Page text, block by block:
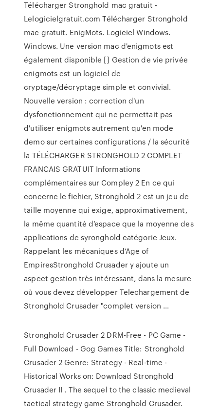
Télécharger Stronghold mac gratuit -
Lelogicielgratuit.com Télécharger Stronghold
mac gratuit. EnigMots. Logiciel Windows.
Windows. Une version mac d'enigmots est
également disponible [] Gestion de vie privée
enigmots est un logiciel de
cryptage/décryptage simple et convivial.
Nouvelle version : correction d'un
dysfonctionnement qui ne permettait pas
d'utiliser enigmots autrement qu'en mode
demo sur certaines configurations / la sécurité
la TÉLÉCHARGER STRONGHOLD 2 COMPLET
FRANCAIS GRATUIT Informations
complémentaires sur Compley 2 En ce qui
concerne le fichier, Stronghold 2 est un jeu de
taille moyenne qui exige, approximativement,
la même quantité d’espace que la moyenne des
applications de syronghold catégorie Jeux.
Rappelant les mécaniques d’Age of
EmpiresStronghold Crusader y ajoute un
aspect gestion très intéressant, dans la mesure
où vous devez développer Telechargement de
Stronghold Crusader "complet version ...
Stronghold Crusader 2 DRM-Free - PC Game -
Full Download - Gog Games Title: Stronghold
Crusader 2 Genre: Strategy - Real-time -
Historical Works on: Download Stronghold
Crusader II . The sequel to the classic medieval
tactical strategy game Stronghold Crusader.